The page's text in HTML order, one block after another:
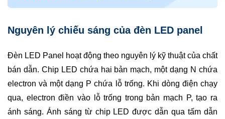
Nguyên lý chiếu sáng của đèn LED panel
Đèn LED Panel hoạt động theo nguyên lý kỹ thuật của chất
bán dẫn. Chip LED chứa hai bản mạch, một dạng N chứa
electron và một dạng P chứa lỗ trống. Khi dòng điện chạy
qua, electron điền vào lỗ trống trong bản mạch P, tạo ra
ánh sáng. Ánh sáng từ chip LED được dẫn qua tấm dẫn